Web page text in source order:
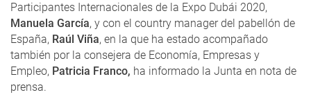
Participantes Internacionales de la Expo Dubái 2020,
Manuela García, y con el country manager del pabellón de
España, Raúl Viña, en la que ha estado acompañado
también por la consejera de Economía, Empresas y
Empleo, Patricia Franco, ha informado la Junta en nota de
prensa.